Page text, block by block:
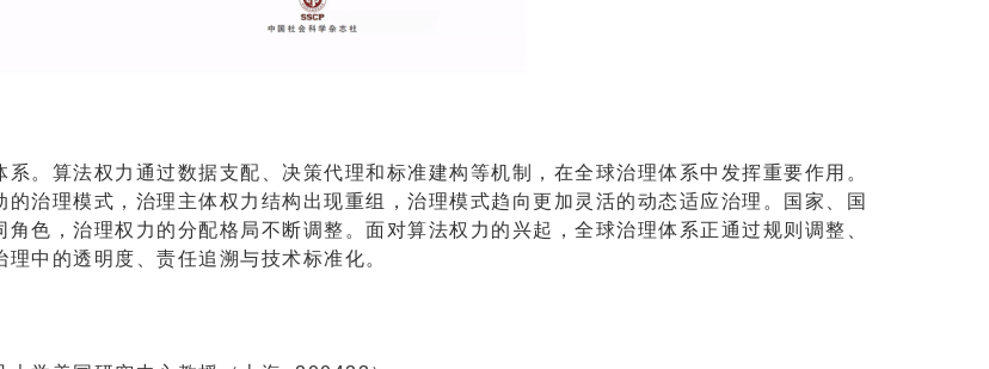
。算法权力通过数据支配、决策代理和标准建构等机制，在全球治理体系中发挥重要作用。
治理模式，治理主体权力结构出现重组，治理模式趋向更加灵活的动态适应治理。国家、国
色，治理权力的分配格局不断调整。面对算法权力的兴起，全球治理体系正通过规则调整、
中的透明度、责任追溯与技术标准化。